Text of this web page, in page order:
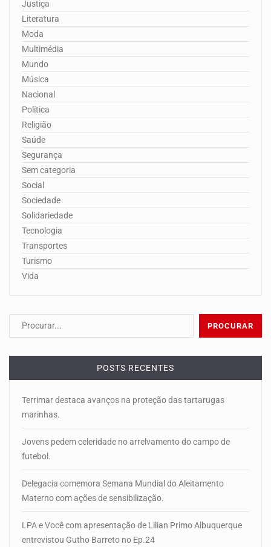
Justiça
Literatura
Moda
Multimédia
Mundo
Música
Nacional
Política
Religião
Saúde
Segurança
Sem categoria
Social
Sociedade
Solidariedade
Tecnologia
Transportes
Turismo
Vida
POSTS RECENTES
Terrimar destaca avanços na proteção das tartarugas
marinhas.
Jovens pedem celeridade no arrelvamento do campo de
futebol.
Delegacia comemora Semana Mundial do Aleitamento
Materno com ações de sensibilização.
LPA e Você com apresentação de Lilian Primo Albuquerque
entrevistou Gutho Barreto no Ep.24